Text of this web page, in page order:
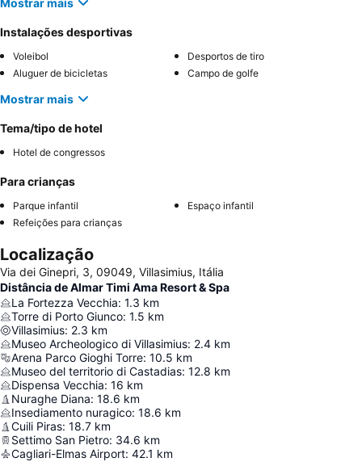
Mostrar mais
Instalações desportivas
Voleibol
Desportos de tiro
Aluguer de bicicletas
Campo de golfe
Mostrar mais
Tema/tipo de hotel
Hotel de congressos
Para crianças
Parque infantil
Espaço infantil
Refeições para crianças
Localização
Via dei Ginepri, 3, 09049, Villasimius, Itália
Distância de Almar Timi Ama Resort & Spa
La Fortezza Vecchia: 1.3 km
Torre di Porto Giunco: 1.5 km
Villasimius: 2.3 km
Museo Archeologico di Villasimius: 2.4 km
Arena Parco Gioghi Torre: 10.5 km
Museo del territorio di Castadias: 12.8 km
Dispensa Vecchia: 16 km
Nuraghe Diana: 18.6 km
Insediamento nuragico: 18.6 km
Cuili Piras: 18.7 km
Settimo San Pietro: 34.6 km
Cagliari-Elmas Airport: 42.1 km